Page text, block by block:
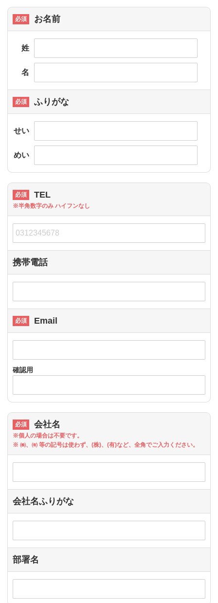
お名前
姓
名
ふりがな
せい
めい
TEL
※半角数字のみ ハイフンなし
携帯電話
Email
確認用
会社名
※個人の場合は不要です。
※ ㈱、㈲ 等の記号は使わず、(株)、(有)など、全角でご入力ください。
会社名ふりがな
部署名